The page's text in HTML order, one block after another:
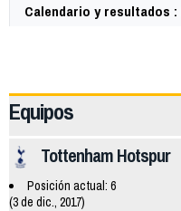
Calendario y resultados :
Equipos
Tottenham Hotspur
Posición actual: 6
(3 de dic., 2017)